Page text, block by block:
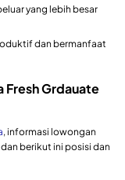
yang lebih besar
dan bermanfaat
Fresh Grdauate
, informasi lowongan
berikut ini posisi dan